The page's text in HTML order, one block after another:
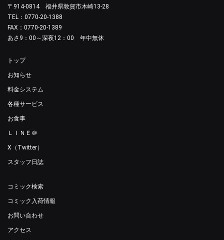
〒914-0814 福井県敦賀市木崎13-28
TEL：0770-20-1388
FAX：0770-20-1389
あさ9：00～深夜12：00 年中無休
トップ
お知らせ
料金システム
各種サービス
お食事
ＬＩＮＥ＠
X（Twitter）
スタッフ日誌
コミック検索
コミック入荷情報
お問い合わせ
アクセス